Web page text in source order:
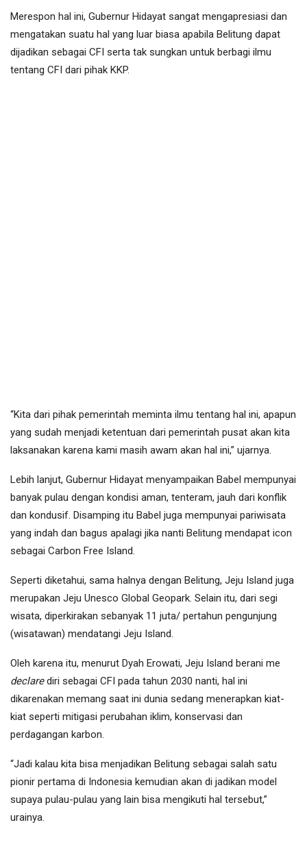
Merespon hal ini, Gubernur Hidayat sangat mengapresiasi dan
mengatakan suatu hal yang luar biasa apabila Belitung dapat
dijadikan sebagai CFI serta tak sungkan untuk berbagi ilmu
tentang CFI dari pihak KKP.
“Kita dari pihak pemerintah meminta ilmu tentang hal ini, apapun
yang sudah menjadi ketentuan dari pemerintah pusat akan kita
laksanakan karena kami masih awam akan hal ini,” ujarnya.
Lebih lanjut, Gubernur Hidayat menyampaikan Babel mempunyai
banyak pulau dengan kondisi aman, tenteram, jauh dari konflik
dan kondusif. Disamping itu Babel juga mempunyai pariwisata
yang indah dan bagus apalagi jika nanti Belitung mendapat icon
sebagai Carbon Free Island.
Seperti diketahui, sama halnya dengan Belitung, Jeju Island juga
merupakan Jeju Unesco Global Geopark. Selain itu, dari segi
wisata, diperkirakan sebanyak 11 juta/ pertahun pengunjung
(wisatawan) mendatangi Jeju Island.
Oleh karena itu, menurut Dyah Erowati, Jeju Island berani me
declarediri sebagai CFI pada tahun 2030 nanti, hal ini
dikarenakan memang saat ini dunia sedang menerapkan kiat-
kiat seperti mitigasi perubahan iklim, konservasi dan
perdagangan karbon.
“Jadi kalau kita bisa menjadikan Belitung sebagai salah satu
pionir pertama di Indonesia kemudian akan di jadikan model
supaya pulau-pulau yang lain bisa mengikuti hal tersebut,”
urainya.